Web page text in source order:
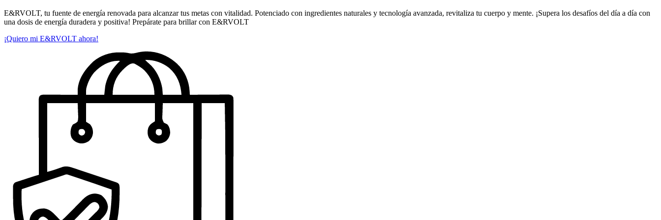
E&RVOLT, tu fuente de energía renovada para alcanzar tus metas con vitalidad. Potenciado con ingredientes naturales y tecnología avanzada, revitaliza tu cuerpo y mente. ¡Supera los desafíos del día a día con
una dosis de energía duradera y positiva! Prepárate para brillar con E&RVOLT
¡Quiero mi E&RVOLT ahora!